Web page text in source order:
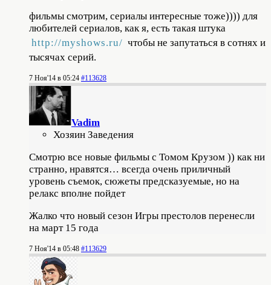
фильмы смотрим, сериалы интересные тоже)))) для
любителей сериалов, как я, есть такая штука
http://myshows.ru/ чтобы не запутаться в сотнях и
тысячах серий.
7 Ноя'14 в 05:24 #113628
Vadim
Хозяин Заведения
Смотрю все новые фильмы с Томом Крузом )) как ни
странно, нравятся… всегда очень приличный
уровень съемок, сюжеты предсказуемые, но на
релакс вполне пойдет
Жалко что новый сезон Игры престолов перенесли
на март 15 года
7 Ноя'14 в 05:48 #113629